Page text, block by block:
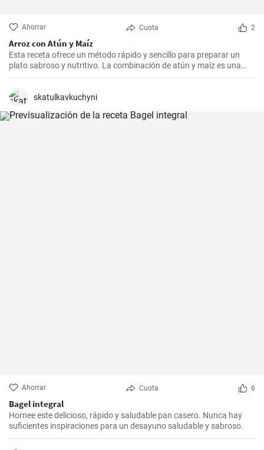
Ahorrar Cuota 2
Arroz con Atún y Maíz
Esta receta ofrece un método rápido y sencillo para preparar un
plato sabroso y nutritivo. La combinación de atún y maíz es una
excelente manera de agregar algo de proteína y color a nuestra
skatulkavkuchyni
Ahorrar Cuota 6
Bagel integral
Hornee este delicioso, rápido y saludable pan casero. Nunca hay
suficientes inspiraciones para un desayuno saludable y sabroso.